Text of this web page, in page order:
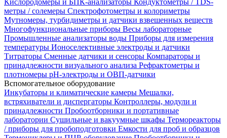
Кислородомеры и БПК-анализаторы Кондуктометры / TDS-
метры / солемеры Спектрофотометры и колориметры
Мутномеры, турбидиметры и датчики взвешенных веществ
Многофункциональные приборы Весы лабораторные
Промышленные анализаторы воды Приборы для измерения
температуры Ионоселективные электроды и датчики
Титраторы Сменные датчики и сенсоры Компараторы и
принадлежности визуального анализа Рефрактометры и
плотномеры pH-электроды и ОВП-датчики
Вспомогательное оборудование
Инкубаторы и климатические камеры Мешалки,
встряхиватели и диспергаторы Контроллеры, модули и
принадлежности Пробоотборники и портативные
лаборатории Сушильные и вакуумные шкафы Термореакторы
/ приборы для пробоподготовки Емкости для проб и образцов